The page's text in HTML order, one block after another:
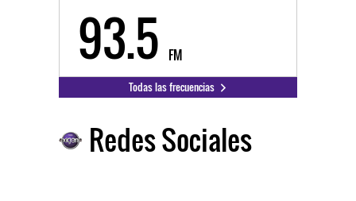
93.5 FM
Todas las frecuencias
Redes Sociales